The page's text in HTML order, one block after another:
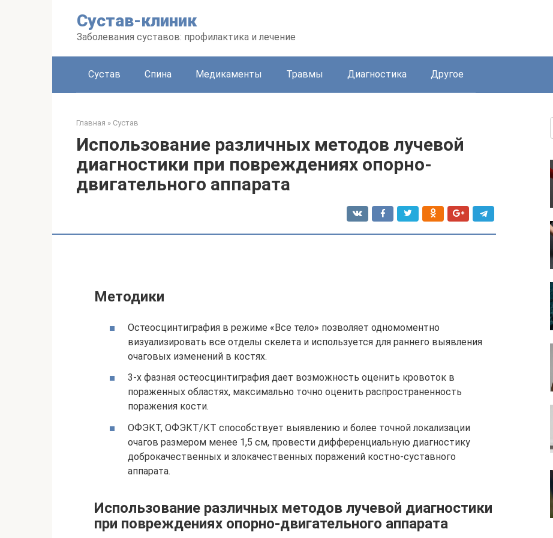
Сустав-клиник
Заболевания суставов: профилактика и лечение
Сустав Спина Медикаменты Травмы Диагностика Другое
Главная » Сустав
Использование различных методов лучевой
диагностики при повреждениях опорно-
двигательного аппарата
Методики
Остеосцинтиграфия в режиме «Все тело» позволяет одномоментно
визуализировать все отделы скелета и используется для раннего выявления
очаговых изменений в костях.
3-х фазная остеосцинтиграфия дает возможность оценить кровоток в
пораженных областях, максимально точно оценить распространенность
поражения кости.
ОФЭКТ, ОФЭКТ/КТ способствует выявлению и более точной локализации
очагов размером менее 1,5 см, провести дифференциальную диагностику
доброкачественных и злокачественных поражений костно-суставного
аппарата.
Использование различных методов лучевой диагностики
при повреждениях опорно-двигательного аппарата